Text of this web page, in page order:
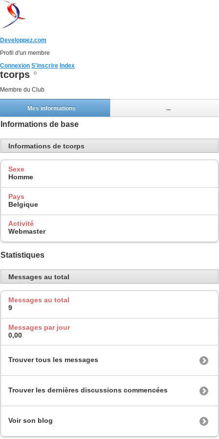
Developpez.com
Profil d'un membre
Connexion S'inscrire Index
tcorps
Membre du Club
Mes informations ...
Informations de base
Informations de tcorps
Sexe
Homme
Pays
Belgique
Activité
Webmaster
Statistiques
Messages au total
Messages au total
9
Messages par jour
0,00
Trouver tous les messages
Trouver les dernières discussions commencées
Voir son blog